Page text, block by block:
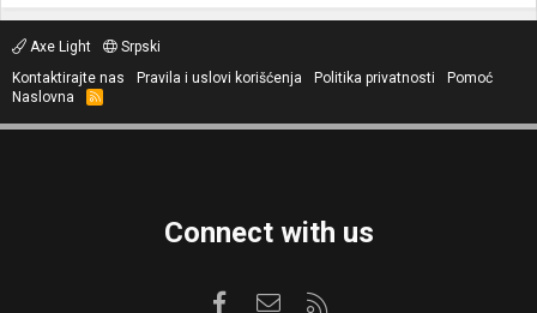
Axe Light
Srpski
Kontaktirajte nas
Pravila i uslovi korišćenja Politika privatnosti
Pomoć
Naslovna
R
S
Connect with us
FacebookKontaktirajte nas